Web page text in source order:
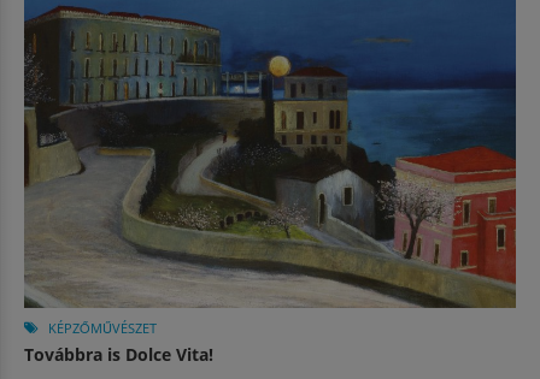
KÉPZŐMŰVÉSZET
Továbbra is Dolce Vita!